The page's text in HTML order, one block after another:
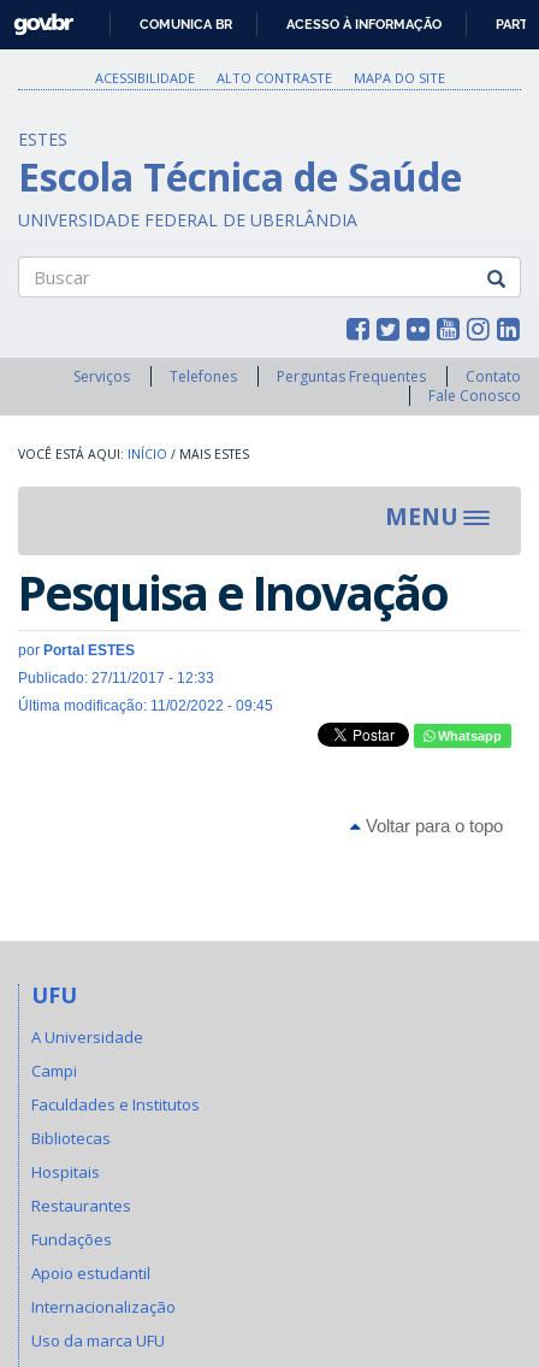
PARA
O
GOVBR
COMUNICA BR ACESSO À INFORMAÇÃO
ACESSIBILIDADE ALTO CONTRASTE MAPA DO SITE
ESTES
Escola Técnica de Saúde
UNIVERSIDADE FEDERAL DE UBERLÂNDIA
Serviços Telefones Perguntas Frequentes
Contato
Fale Conosco
INÍCIO / MAIS ESTES
MENU
Toggle
Pesquisa e Inovação
por Portal ESTES
Publicado: 27/11/2017 - 12:33
Última modificação: 11/02/2022 - 09:45
Whatsapp
Voltar para o topo
UFU
A Universidade
Campi
Faculdades e Institutos
Bibliotecas
Hospitais
Restaurantes
Fundações
Apoio estudantil
Internacionalização
Uso da marca UFU